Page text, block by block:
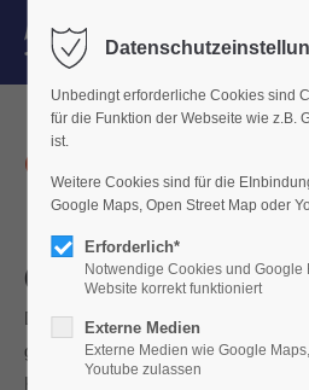
Der Eintrag "offcanvas-col1"
Der Eintrag "offcanvas-col2"
Der Eintrag "offcanvas-col3"
Der Eintrag "offcanvas-col4"
Orgel
(ab ca. 7 Jahren)
Die Orgel: Königin der Instrumente
genannt wegen ihres Volumens,
Klangfarbenvielfalt. Das Klavier
Unbedingt erforderliche Cookies sind
für die Funktion der Webseite wie z.B.
ist.
Weitere Cookies sind für die
Google Maps, Open Street Map oder
Erforderlich*
Notwendige Cookies und Google
Website korrekt funktioniert
Externe Medien
Externe Medien wie Google
Youtube zulassen